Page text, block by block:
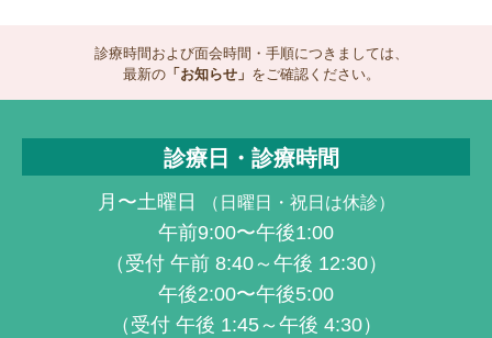
診療時間および面会時間・手順につきましては、
最新の 「お知らせ」 をご確認ください。
診療日・診療時間
月〜土曜日 （日曜日・祝日は休診）
午前9:00〜午後1:00
（受付 午前 8:40～午後 12:30）
午後2:00〜午後5:00
（受付 午後 1:45～午後 4:30）